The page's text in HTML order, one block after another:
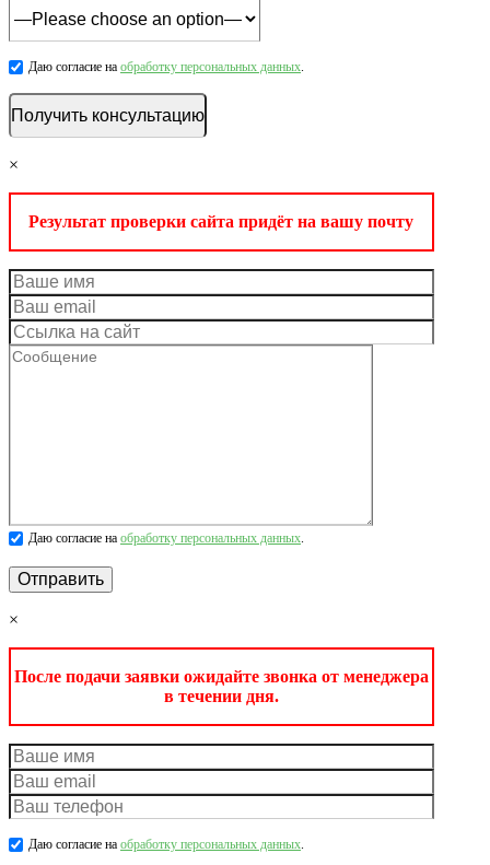
Даю согласие на обработку персональных данных.
×
Результат проверки сайта придёт на вашу почту
Даю согласие на обработку персональных данных.
×
После подачи заявки ожидайте звонка от менеджера
в течении дня.
Даю согласие на обработку персональных данных.